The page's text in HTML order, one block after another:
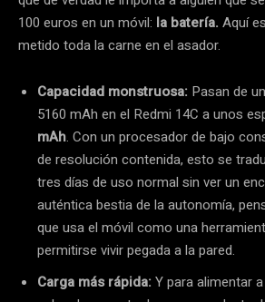
100 euros en un móvil: la batería. Aquí
metido toda la carne en el asador.
Capacidad monstruosa: Pasan de
5160 mAh en el Redmi 14C a unos
mAh. Con un procesador de bajo
de resolución contenida, esto se
tres días de uso normal sin ver un
auténtica bestia de la autonomía,
que usa el móvil como una
permitirse vivir pegada a la pared.
Carga más rápida:Y para alimentar